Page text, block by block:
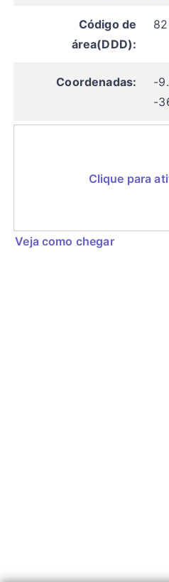
Código de
área(DDD):
82
Coordenadas:
-
-
Clique para
Veja como chegar